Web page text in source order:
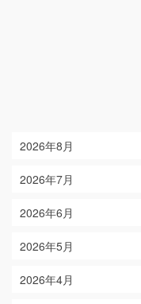
2026年8月
2026年7月
2026年6月
2026年5月
2026年4月